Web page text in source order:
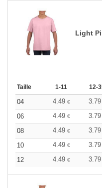
Light
Taille 1-11 12-
04 4.49 € 3.79
06
4.49 € 3.79
08
4.49 € 3.79
10
4.49 € 3.79
12
4.49 € 3.79